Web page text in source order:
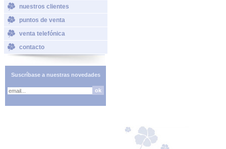
nuestros clientes
puntos de venta
venta telefónica
contacto
Suscríbase a nuestras novedades